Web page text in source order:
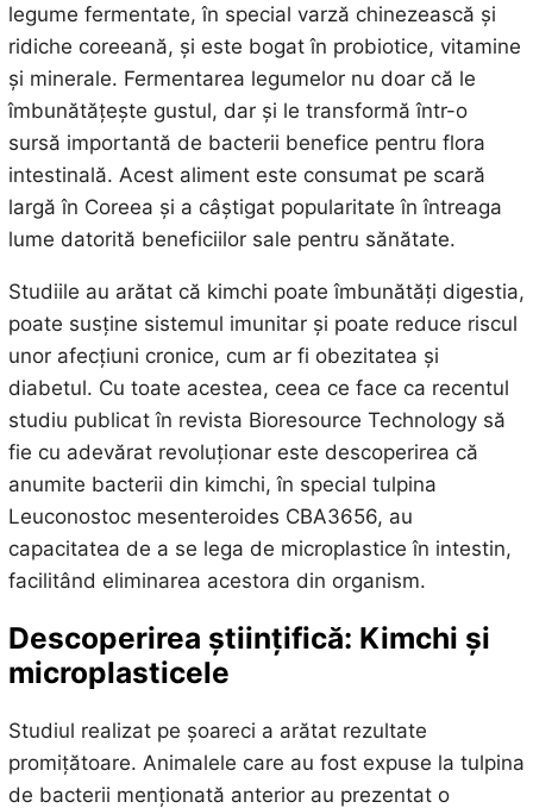
legume fermentate, în special varză chinezească și
ridiche coreeană, și este bogat în probiotice, vitamine
și minerale. Fermentarea legumelor nu doar că le
îmbunătățește gustul, dar și le transformă într-o
sursă importantă de bacterii benefice pentru flora
intestinală. Acest aliment este consumat pe scară
largă în Coreea și a câștigat popularitate în întreaga
lume datorită beneficiilor sale pentru sănătate.
Studiile au arătat că kimchi poate îmbunătăți digestia,
poate susține sistemul imunitar și poate reduce riscul
unor afecțiuni cronice, cum ar fi obezitatea și
diabetul. Cu toate acestea, ceea ce face ca recentul
studiu publicat în revista Bioresource Technology să
fie cu adevărat revoluționar este descoperirea că
anumite bacterii din kimchi, în special tulpina
Leuconostoc mesenteroides CBA3656, au
capacitatea de a se lega de microplastice în intestin,
facilitând eliminarea acestora din organism.
Descoperirea științifică: Kimchi și
microplasticele
Studiul realizat pe șoareci a arătat rezultate
promițătoare. Animalele care au fost expuse la tulpina
de bacterii menționată anterior au prezentat o